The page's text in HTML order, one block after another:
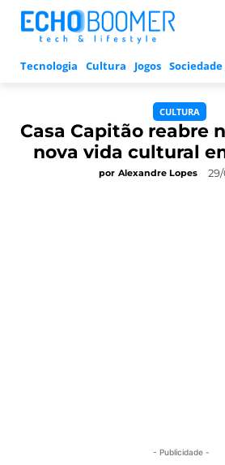
Tecnologia Cultura Jogos Sociedade
CULTURA
Casa Capitão reabre
nova vida cultural
por Alexandre Lopes
- Publicidade -